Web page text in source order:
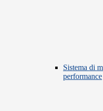
Sistema di
performance